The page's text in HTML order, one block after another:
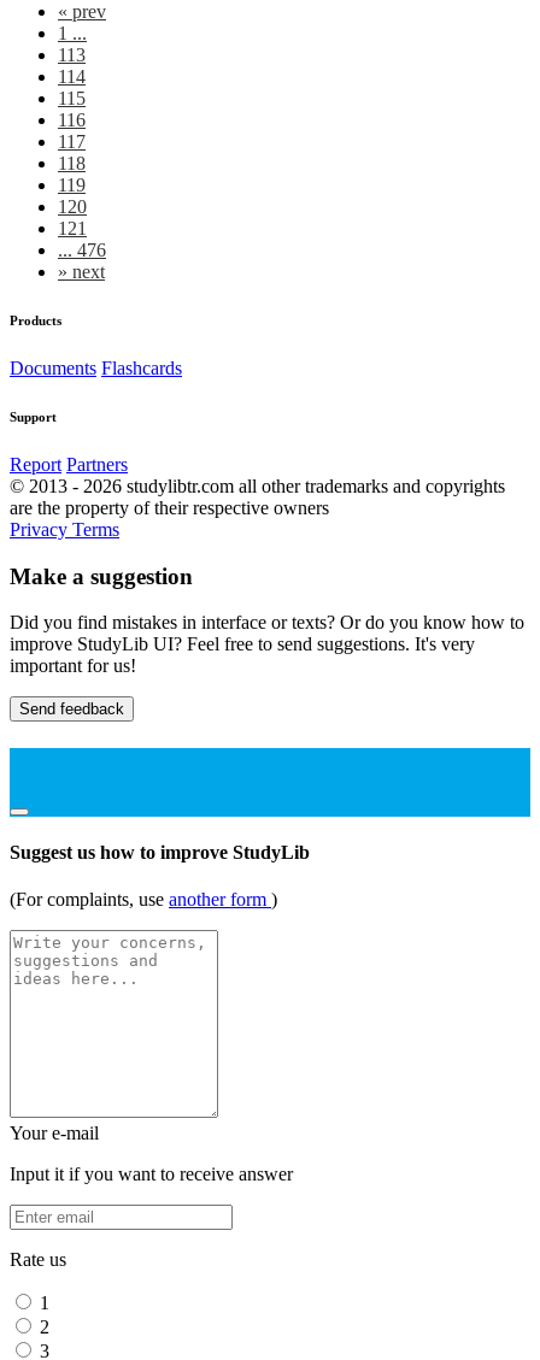
« prev
1 ...
113
114
115
116
117
118
119
120
121
... 476
» next
Products
Documents Flashcards
Support
Report Partners
© 2013 - 2026 studylibtr.com all other trademarks and copyrights
are the property of their respective owners
Privacy Terms
Make a suggestion
Did you find mistakes in interface or texts? Or do you know how to
improve StudyLib UI? Feel free to send suggestions. It's very
important for us!
Send feedback
Suggest us how to improve StudyLib
(For complaints, use another form )
Your e-mail
Input it if you want to receive answer
Rate us
1
2
3